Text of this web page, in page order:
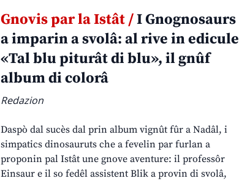
Gnovis par la Istât /I Gnognosaurs
a imparin a svolâ: al rive in edicule
«Tal blu piturât di blu», il gnûf
album di colorâ
Redazion
Daspò dal sucès dal prin album vignût fûr a Nadâl, i
simpatics dinosauruts che a fevelin par furlan a
proponin pal Istât une gnove aventure: il professôr
Einsaur e il so fedêl assistent Blik a provin di svolâ,